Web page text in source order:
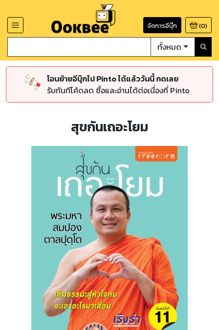
จัดการอีบุ๊ก (0)
ทั้งหมด
โอนย้ายอีบุ๊กไป Pinto ได้แล้ววันนี้ กดเลย
รับทันทีโค้ดลด ซื้อและอ่านได้ต่อเนื่องที่ Pinto
สุขกันเถอะโยม